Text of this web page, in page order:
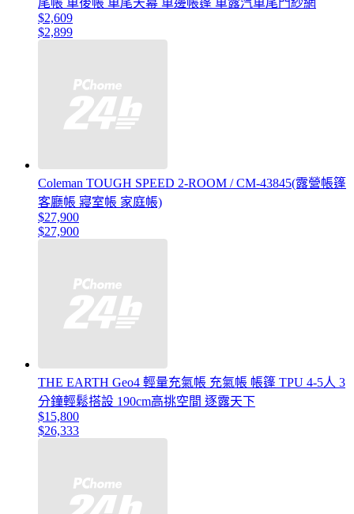
尾帳 車後帳 車尾天幕 車邊帳篷 車露汽車尾門紗網
$2,609
$2,899
Coleman TOUGH SPEED 2-ROOM / CM-43845(露營帳篷
客廳帳 寢室帳 家庭帳)
$27,900
$27,900
THE EARTH Geo4 輕量充氣帳 充氣帳 帳篷 TPU 4-5人 3
分鐘輕鬆搭設 190cm高挑空間 逐露天下
$15,800
$26,333